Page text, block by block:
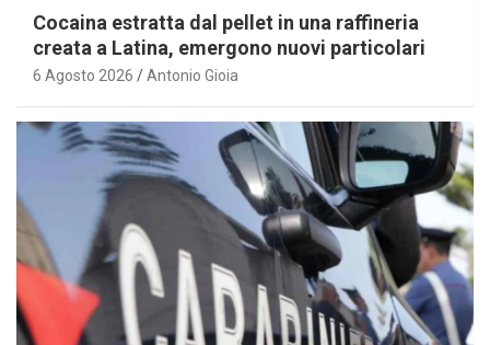
Cocaina estratta dal pellet in una raffineria
creata a Latina, emergono nuovi particolari
6 Agosto 2026 Antonio Gioia